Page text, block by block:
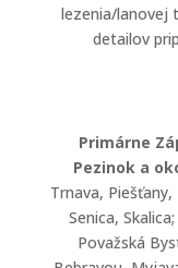
lezenia/lanovej
detailov
Primárne
Pezinok a
Trnava,
Senica,
Považská